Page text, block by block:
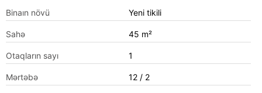
Binaın növü Yeni tikili
Sahə 45 m²
Otaqların sayı 1
Mərtəbə 12 / 2